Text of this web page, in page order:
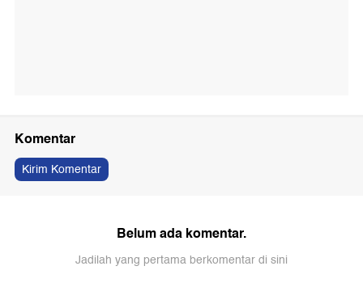
Komentar
Kirim Komentar
Belum ada komentar.
Jadilah yang pertama berkomentar di sini